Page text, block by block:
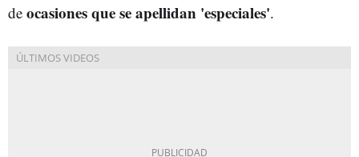
de ocasiones que se apellidan 'especiales'.